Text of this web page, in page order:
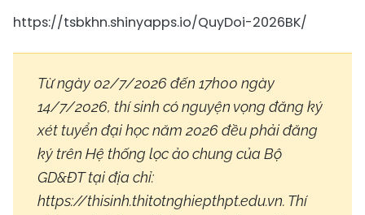
https://tsbkhn.shinyapps.io/QuyDoi-2026BK/
Từ ngày 02/7/2026 đến 17h00 ngày
14/7/2026, thí sinh có nguyện vọng đăng ký
xét tuyển đại học năm 2026 đều phải đăng
ký trên Hệ thống lọc ảo chung của Bộ
GD&ĐT tại địa chỉ:
https://thisinh.thitotnghiepthpt.edu.vn. Thí